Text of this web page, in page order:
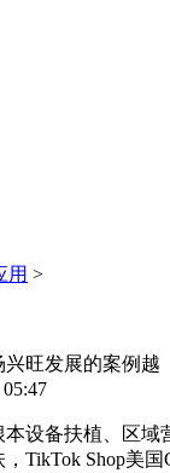
用 >
旺发展的案例越
备扶植、区域营
TikTok Shop美